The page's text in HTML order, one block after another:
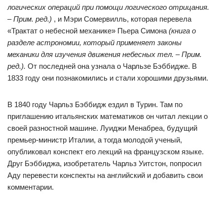
логических операций при помощи логического отрицания.
– Прим. ред.) , и Мэри Сомервилль, которая перевела
«Трактат о небесной механике» Пьера Симона (книга о
разделе астрономии, который применяет законы
механики для изучения движения небесных тел. – Прим.
ред.). От последней она узнала о Чарльзе Бэббидже. В
1833 году они познакомились и стали хорошими друзьями.
В 1840 году Чарльз Бэббидж ездил в Турин. Там по
приглашению итальянских математиков он читал лекции о
своей разностной машине. Луиджи Менабреа, будущий
премьер-министр Италии, а тогда молодой ученый,
опубликовал конспект его лекций на французском языке.
Друг Бэббиджа, изобретатель Чарльз Уитстон, попросил
Аду перевести конспекты на английский и добавить свои
комментарии.